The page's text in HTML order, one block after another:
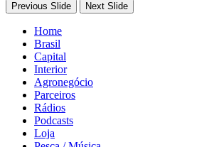
Previous Slide Next Slide
Home
Brasil
Capital
Interior
Agronegócio
Parceiros
Rádios
Podcasts
Loja